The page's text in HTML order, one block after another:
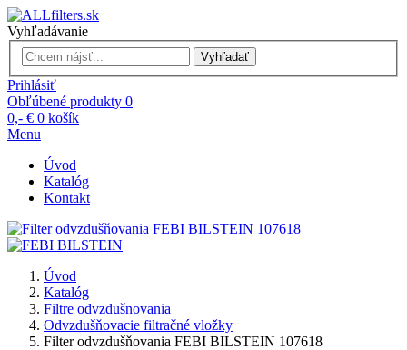
Vyhľadávanie
Vyhľadať
Prihlásiť
Obľúbené produkty 0
0,- € 0 košík
Menu
Úvod
Katalóg
Kontakt
Úvod
Katalóg
Filtre odvzdušnovania
Odvzdušňovacie filtračné vložky
Filter odvzdušňovania FEBI BILSTEIN 107618